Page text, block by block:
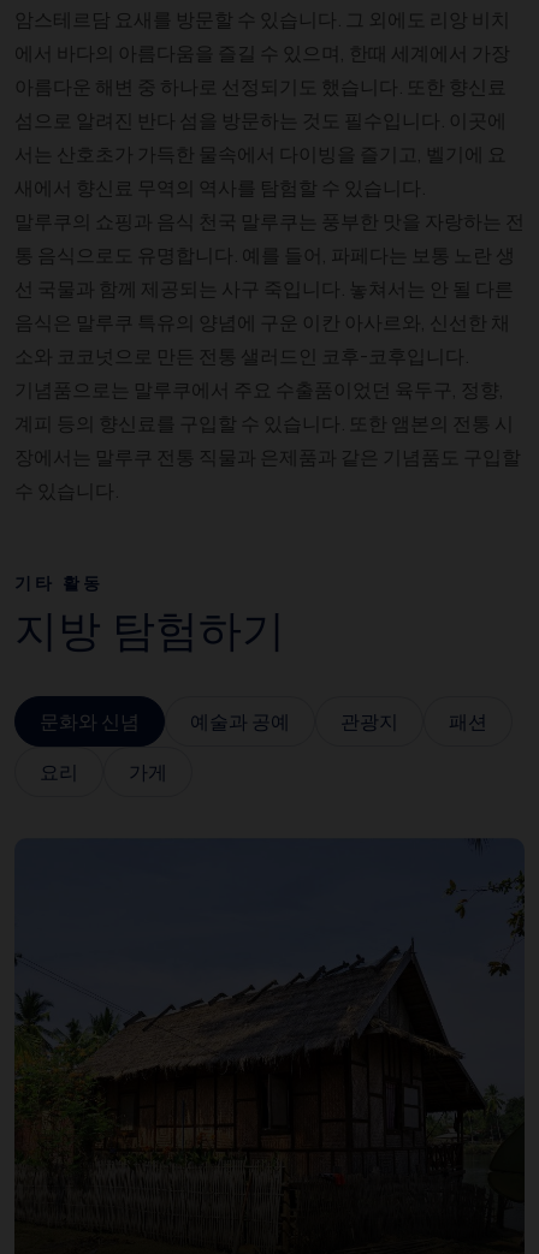
암스테르담 요새를 방문할 수 있습니다. 그 외에도 리앙 비치
에서 바다의 아름다움을 즐길 수 있으며, 한때 세계에서 가장
아름다운 해변 중 하나로 선정되기도 했습니다. 또한 향신료
섬으로 알려진 반다 섬을 방문하는 것도 필수입니다. 이곳에
서는 산호초가 가득한 물속에서 다이빙을 즐기고, 벨기에 요
새에서 향신료 무역의 역사를 탐험할 수 있습니다.
말루쿠의 쇼핑과 음식 천국 말루쿠는 풍부한 맛을 자랑하는 전
통 음식으로도 유명합니다. 예를 들어, 파페다는 보통 노란 생
선 국물과 함께 제공되는 사구 죽입니다. 놓쳐서는 안 될 다른
음식은 말루쿠 특유의 양념에 구운 이칸 아사르와, 신선한 채
소와 코코넛으로 만든 전통 샐러드인 코후-코후입니다.
기념품으로는 말루쿠에서 주요 수출품이었던 육두구, 정향,
계피 등의 향신료를 구입할 수 있습니다. 또한 앰본의 전통 시
장에서는 말루쿠 전통 직물과 은제품과 같은 기념품도 구입할
수 있습니다.
기타 활동
지방 탐험하기
문화와 신념 예술과 공예 관광지
패션
요리
가게